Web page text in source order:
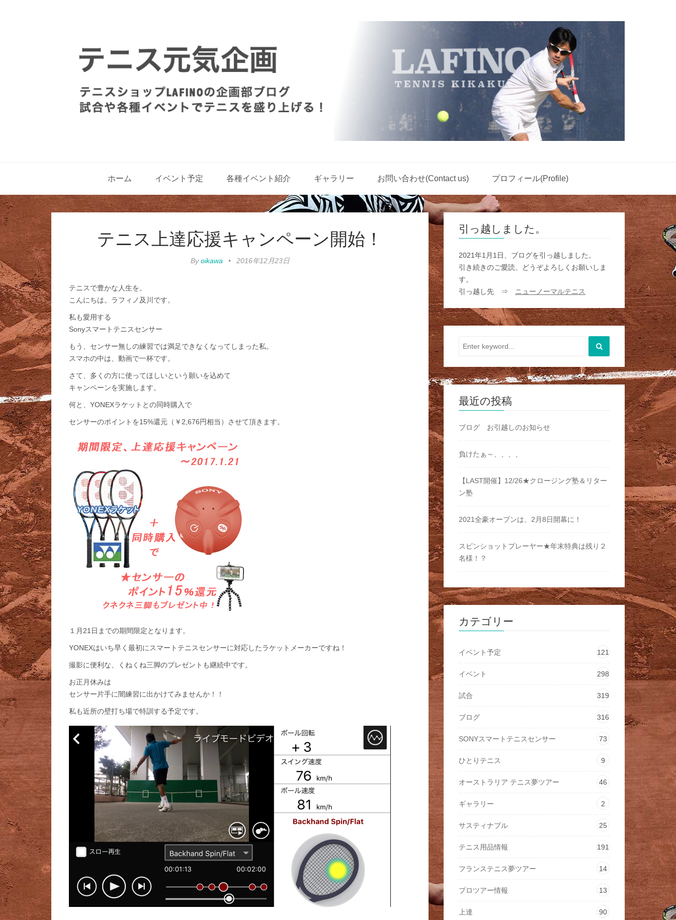
ホーム イベント予定 各種イベント紹介 ギャラリー お問い合わせ(Contact us) プロフィール(Profile)
テニス上達応援キャンペーン開始！
Byoikawa • 2016年12月23日
テニスで豊かな人生を。
こんにちは。ラフィノ及川です。
私も愛用する
Sonyスマートテニスセンサー
もう、センサー無しの練習では満足できなくなってしまった私。
スマホの中は、動画で一杯です。
さて、多くの方に使ってほしいという願いを込めて
キャンペーンを実施します。
何と、YONEXラケットとの同時購入で
センサーのポイントを15%還元（￥2,676円相当）させて頂きます。
１月21日までの期間限定となります。
YONEXはいち早く最初にスマートテニスセンサーに対応したラケットメーカーですね！
撮影に便利な、くねくね三脚のプレゼントも継続中です。
お正月休みは
センサー片手に闇練習に出かけてみませんか！！
私も近所の壁打ち場で特訓する予定です。
引っ越しました。
2021年1月1日、ブログを引っ越しました。
引き続きのご愛読、どうぞよろしくお願いしま
す。
引っ越し先 ⇒
ニューノーマルテニス
最近の投稿
ブログ お引越しのお知らせ
負けたぁ～、、、、
【LAST開催】12/26★クロージング塾＆リター
ン塾
2021全豪オープンは、2月8日開幕に！
スピンショットプレーヤー★年末特典は残り２
名様！？
カテゴリー
イベント予定 121
イベント 298
試合 319
ブログ 316
SONYスマートテニスセンサー 73
ひとりテニス 9
オーストラリア テニス夢ツアー 46
ギャラリー 2
サスティナブル 25
テニス用品情報 191
フランステニス夢ツアー 14
プロツアー情報 13
上達 90